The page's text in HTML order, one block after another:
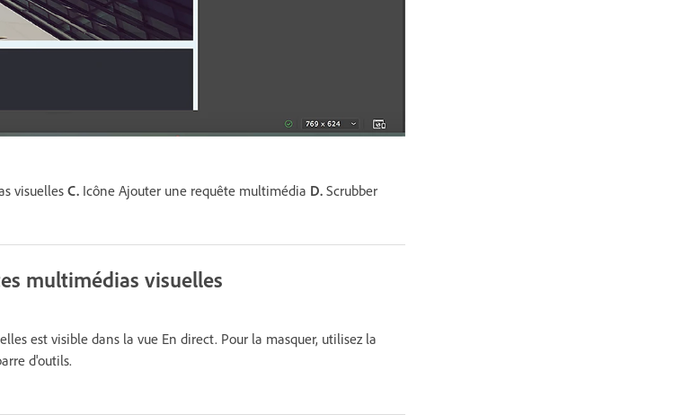
visuelles C. Icône Ajouter une requête multimédia D. Scrubber
multimédias visuelles
est visible dans la vue En direct. Pour la masquer, utilisez la
d'outils.